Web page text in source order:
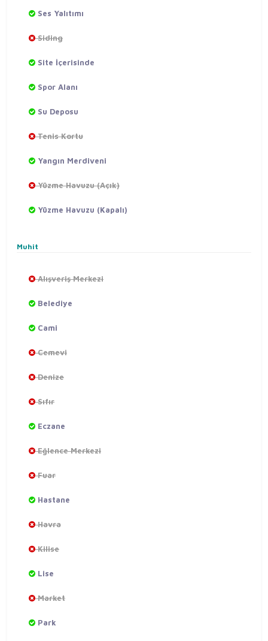
Ses Yalıtımı
Siding
Site İçerisinde
Spor Alanı
Su Deposu
Tenis Kortu
Yangın Merdiveni
Yüzme Havuzu (Açık)
Yüzme Havuzu (Kapalı)
Muhit
Alışveriş Merkezi
Belediye
Cami
Cemevi
Denize
Sıfır
Eczane
Eğlence Merkezi
Fuar
Hastane
Havra
Kilise
Lise
Market
Park